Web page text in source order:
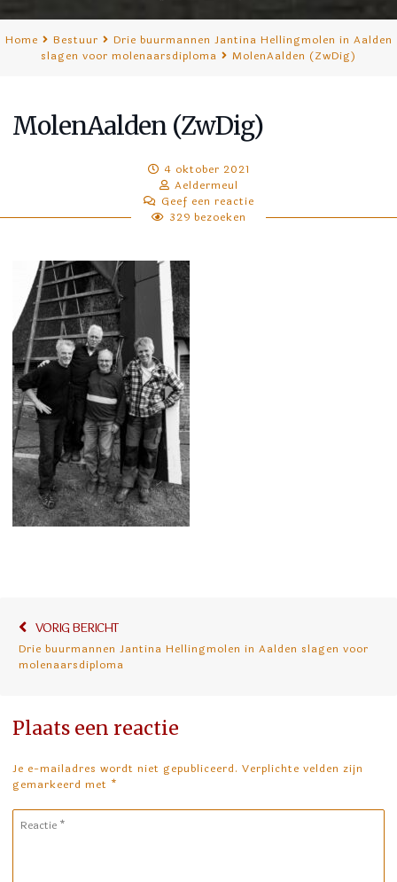
Home Bestuur
Drie buurmannen Jantina Hellingmolen in Aalden
slagen voor molenaarsdiploma
MolenAalden (ZwDig)
MolenAalden (ZwDig)
4 oktober 2021
Aeldermeul
Geef een reactie
329 bezoeken
navigatie
VORIG BERICHT
bericht:
Drie buurmannen Jantina Hellingmolen in Aalden slagen voor
molenaarsdiploma
Plaats een reactie
Je e-mailadres wordt niet gepubliceerd. Verplichte velden zijn
gemarkeerd met *
Reactie